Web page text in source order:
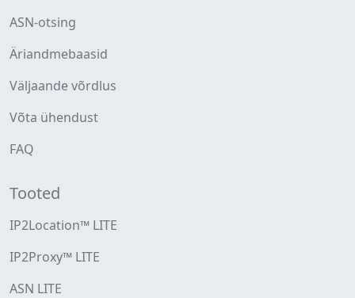
ASN-otsing
Äriandmebaasid
Väljaande võrdlus
Võta ühendust
FAQ
Tooted
IP2Location™ LITE
IP2Proxy™ LITE
ASN LITE